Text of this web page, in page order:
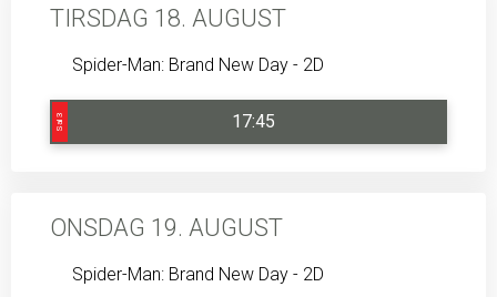
TIRSDAG 18. AUGUST
Spider-Man: Brand New Day - 2D
Sal 3 17:45
ONSDAG 19. AUGUST
Spider-Man: Brand New Day - 2D